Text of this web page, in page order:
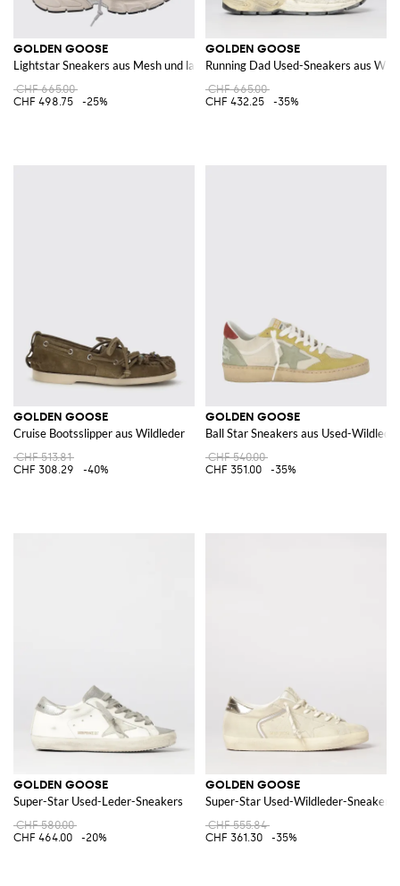
GOLDEN GOOSE
Lightstar Sneakers aus Mesh und laminiertem Leder
CHF 665.00
CHF 498.75
-25%
GOLDEN GOOSE
Running Dad Used-Sneakers aus
CHF 665.00
CHF 432.25
-35%
GOLDEN GOOSE
Cruise Bootsslipper aus Wildleder
CHF 513.81
CHF 308.29
-40%
GOLDEN GOOSE
Ball Star Sneakers aus Used-
CHF 540.00
CHF 351.00
-35%
GOLDEN GOOSE
Super-Star Used-Leder-Sneakers
CHF 580.00
CHF 464.00
-20%
GOLDEN GOOSE
Super-Star Used-Wildleder-Sneakers
CHF 555.84
CHF 361.30
-35%